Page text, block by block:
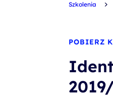
AI
Szkolenia
POBIERZ